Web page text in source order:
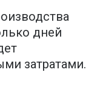
дней
затратами.